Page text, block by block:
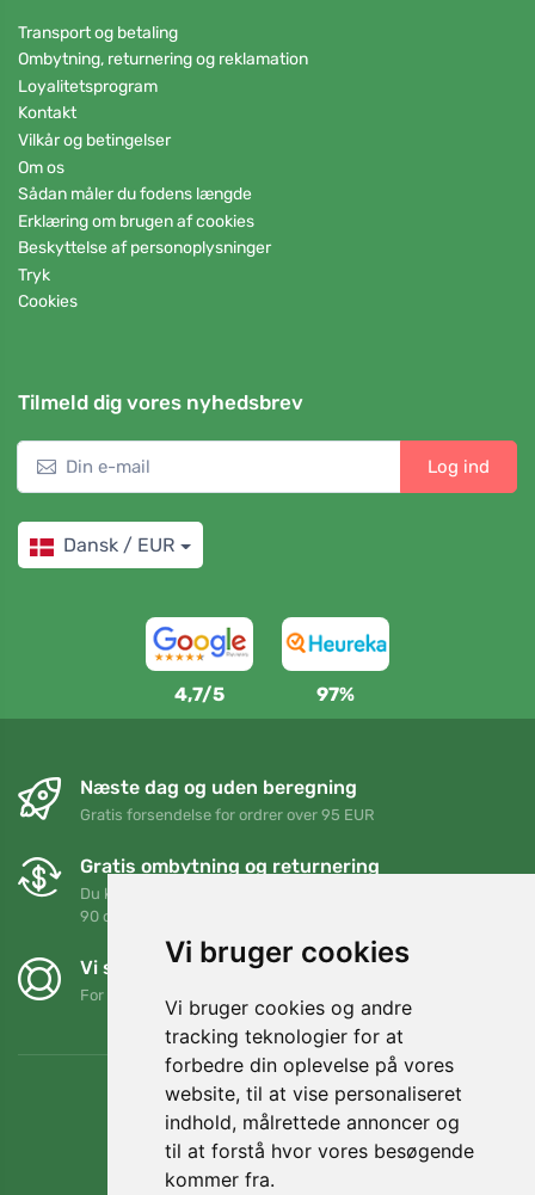
Vi bruger cookies
Vi bruger cookies og andre
tracking teknologier for at
forbedre din oplevelse på vores
website, til at vise personaliseret
indhold, målrettede annoncer og
til at forstå hvor vores besøgende
kommer fra.
Transport og betaling
Ombytning, returnering og reklamation
Loyalitetsprogram
Kontakt
Vilkår og betingelser
Om os
Sådan måler du fodens længde
Erklæring om brugen af cookies
Beskyttelse af personoplysninger
Tryk
Cookies
Tilmeld dig vores nyhedsbrev
Log ind
Dansk / EUR
4,7/5 97%
Næste dag og uden beregning
Gratis forsendelse for ordrer over 95 EUR
Gratis ombytning og returnering
Du kan returnere eller bytte din ordre når som helst inden for
90 dage
Vi støtter Trees.org
For hver ordre planter vi et træ! Læs mere